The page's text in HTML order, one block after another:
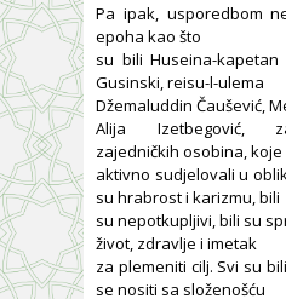
Pa ipak, usporedbom
epoha kao što
su bili Huseina-kapetan
Gusinski, reisu-l-ulema
Džemaluddin Čaušević,
Alija Izetbegović,
zajedničkih osobina, koje
aktivno sudjelovali u
su hrabrost i karizmu, bili
su nepotkupljivi, bili su
život, zdravlje i imetak
za plemeniti cilj. Svi su
se nositi sa složenošću